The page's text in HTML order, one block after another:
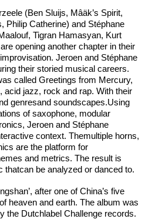
(Ben Sluijs, Mâäk’s Spirit,
Philip Catherine) and Stéphane
Tigran Hamasyan, Kurt
opening another chapter in their
Jeroen and Stéphane
their storied musical careers.
called Greetings from Mercury,
acid jazz, rock and rap. With their
genresand soundscapes.Using
of saxophone, modular
Jeroen and Stéphane
context. Themultiple horns,
are the platform for
and metrics. The result is
thatcan be analyzed or danced to.
after one of China’s five
heaven and earth. The album was
the Dutchlabel Challenge records.